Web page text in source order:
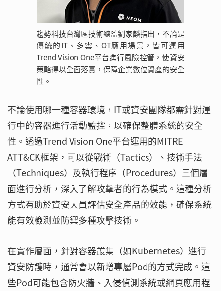
趨勢科技台灣區技術總監劉家麟指出，不論是
傳統的IT、多雲、OT應用場景，皆可運用
Trend Vision One平台進行風險控管，使資安
策略得以全面落實，保障企業數位資產的安全
性。
不論使用哪一種容器環境，IT或資安團隊都需針對運
行中的容器進行活動監控，以確保整體系統的安全
性。透過Trend Vision One平台運用的MITRE
ATT&CK框架，可以從戰術（Tactics）、技術手法
（Techniques）及執行程序（Procedures）三個層
面進行分析，深入了解攻擊者的行為模式。這種分析
方式有助於資安人員評估安全產品的效能，確保系統
能有效檢測並防禦多種攻擊技術。
在實作層面，針對容器叢集（如Kubernetes）進行
資安防護時，通常會以新增專屬Pod的方式完成。這
些Pod可能包含防火牆、入侵偵測系統或網頁應用程